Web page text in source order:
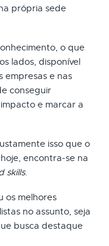
própria sede
o que
lados, disponível
empresas e nas
conseguir
e marcar a
isso que o
encontra-se na
skills.
os melhores
no assunto, seja
busca destaque